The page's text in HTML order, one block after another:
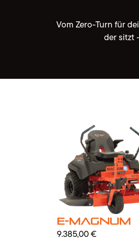
Vom Zero-Turn für
der sitzt
E-Magnum
9.385,00€